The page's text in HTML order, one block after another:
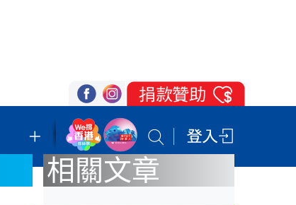
我們的立場 登記支持 聯絡我們
相關文章